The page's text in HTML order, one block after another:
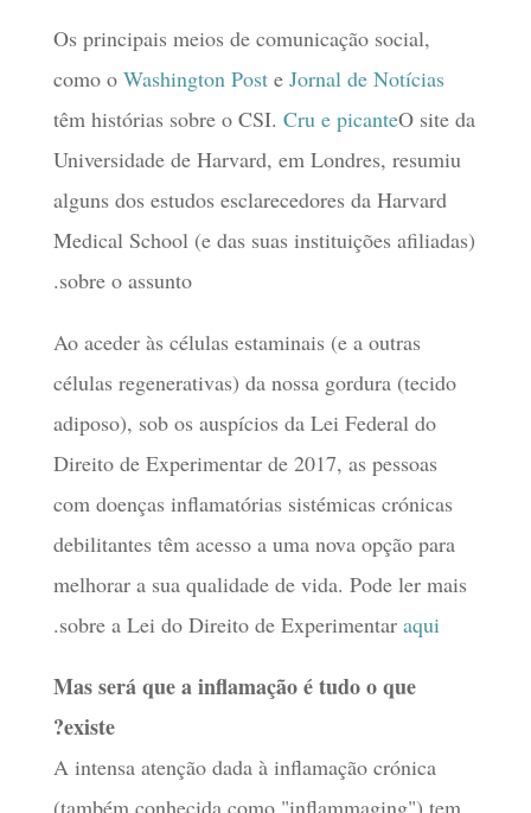
Os principais meios de comunicação social,
como o Washington Poste Jornal de Notícias
têm histórias sobre o CSI. Cru e picanteO site da
Universidade de Harvard, em Londres, resumiu
alguns dos estudos esclarecedores da Harvard
Medical School (e das suas instituições afiliadas)
sobre o assunto.
Ao aceder às células estaminais (e a outras
células regenerativas) da nossa gordura (tecido
adiposo), sob os auspícios da Lei Federal do
Direito de Experimentar de 2017, as pessoas
com doenças inflamatórias sistémicas crónicas
debilitantes têm acesso a uma nova opção para
melhorar a sua qualidade de vida. Pode ler mais
sobre a Lei do Direito de Experimentar aqui
.
Mas será que a inflamação é tudo o que
existe?
A intensa atenção dada à inflamação crónica
(também conhecida como "inflammaging") tem,